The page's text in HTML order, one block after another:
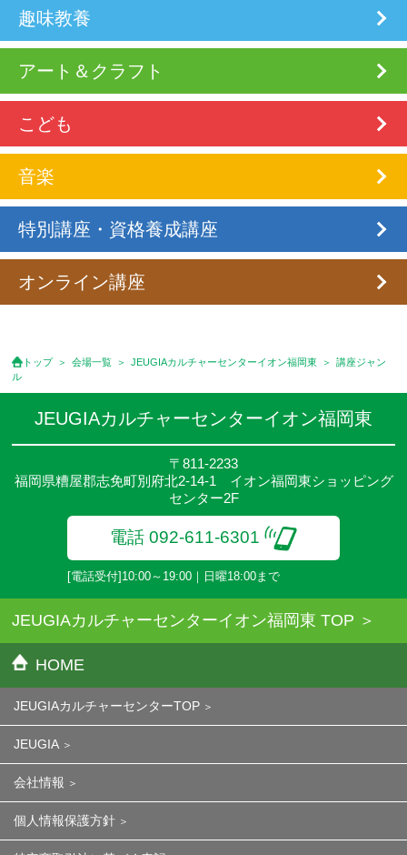
趣味教養
アート＆クラフト
こども
音楽
特別講座・資格養成講座
オンライン講座
トップ 会場一覧 JEUGIAカルチャーセンターイオン福岡東
講座ジャン
ル
JEUGIAカルチャーセンターイオン福岡東
〒811-2233
福岡県糟屋郡志免町別府北2-14-1 イオン福岡東ショッピング
センター2F
電話 092-611-6301
[電話受付]10:00～19:00｜日曜18:00まで
JEUGIAカルチャーセンターイオン福岡東 TOP
HOME
JEUGIAカルチャーセンターTOP
JEUGIA
会社情報
個人情報保護方針